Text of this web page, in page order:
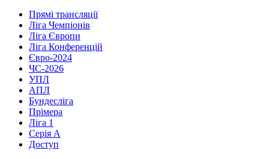
Прямі трансляції
Ліга Чемпіонів
Ліга Європи
Ліга Конференцій
Євро-2024
ЧС-2026
УПЛ
АПЛ
Бундесліга
Прімера
Ліга 1
Серія А
Доступ